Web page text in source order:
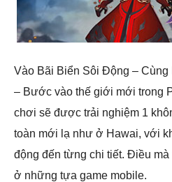
Vào Bãi Biển Sôi Động –
– Bước vào thế giới mới trong
chơi sẽ được trải nghiệm 1
toàn mới lạ như ở Hawai, với
động đến từng chi tiết. Điều
ở những tựa game mobile.